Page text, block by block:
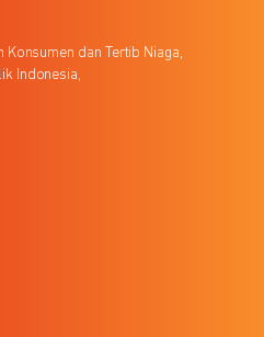
dan Tertib Niaga,
Indonesia,